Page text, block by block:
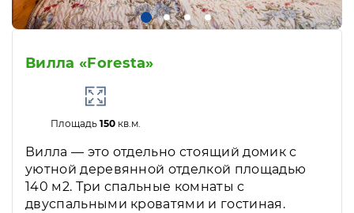
Вилла «Foresta»
Площадь 150кв.м.
Вилла — это отдельно стоящий домик с
уютной деревянной отделкой площадью
140 м2. Три спальные комнаты с
двуспальными кроватями и гостиная.